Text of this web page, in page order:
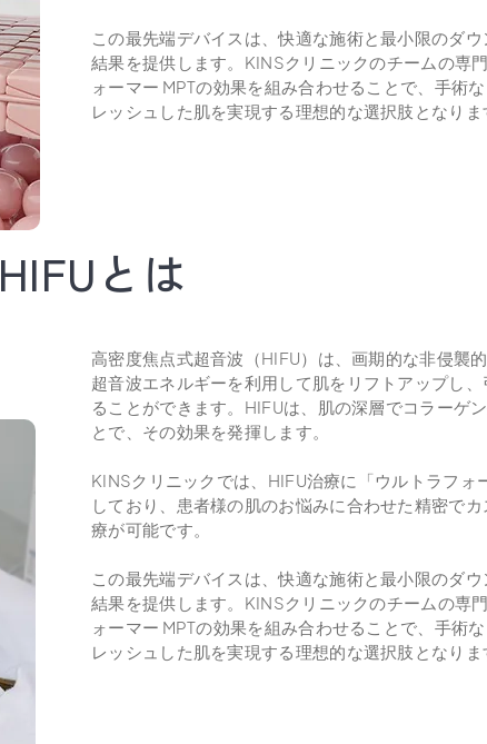
この最先端デバイスは、快適な施術と最小限のダ
結果を提供します。KINSクリニックのチームの専
ォーマー MPTの効果を組み合わせることで、手術
レッシュした肌を実現する理想的な選択肢となりま
HIFUとは
高密度焦点式超音波（HIFU）は、画期的な非侵襲
超音波エネルギーを利用して肌をリフトアップし
ることができます。HIFUは、肌の深層でコラーゲ
とで、その効果を発揮します。
KINSクリニックでは、HIFU治療に「ウルトラフォ
しており、患者様の肌のお悩みに合わせた精密で
療が可能です。
この最先端デバイスは、快適な施術と最小限のダ
結果を提供します。KINSクリニックのチームの専
ォーマー MPTの効果を組み合わせることで、手術
レッシュした肌を実現する理想的な選択肢となりま